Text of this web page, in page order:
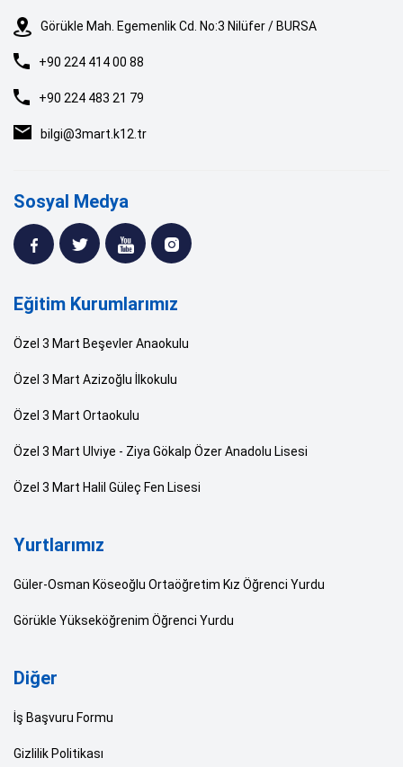
Görükle Mah. Egemenlik Cd. No:3 Nilüfer / BURSA
+90 224 414 00 88
+90 224 483 21 79
bilgi@3mart.k12.tr
Sosyal Medya
Eğitim Kurumlarımız
Özel 3 Mart Beşevler Anaokulu
Özel 3 Mart Azizoğlu İlkokulu
Özel 3 Mart Ortaokulu
Özel 3 Mart Ulviye - Ziya Gökalp Özer Anadolu Lisesi
Özel 3 Mart Halil Güleç Fen Lisesi
Yurtlarımız
Güler-Osman Köseoğlu Ortaöğretim Kız Öğrenci Yurdu
Görükle Yükseköğrenim Öğrenci Yurdu
Diğer
İş Başvuru Formu
Gizlilik Politikası